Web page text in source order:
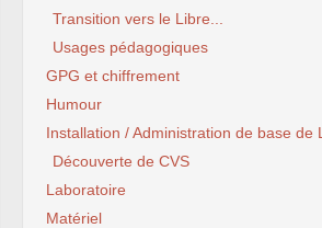
Transition vers le Libre...
Usages pédagogiques
GPG et chiffrement
Humour
Installation / Administration de base de
Découverte de CVS
Laboratoire
Matériel